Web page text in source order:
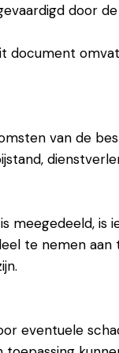
door
document
van de
meegedeeld,
te nemen
eventuele